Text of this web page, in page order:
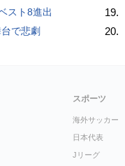
スト8進出
で悲劇
19.
20.
スポーツ
海外サッカー
日本代表
Jリーグ